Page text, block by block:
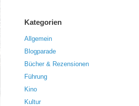
Kategorien
Allgemein
Blogparade
Bücher & Rezensionen
Führung
Kino
Kultur